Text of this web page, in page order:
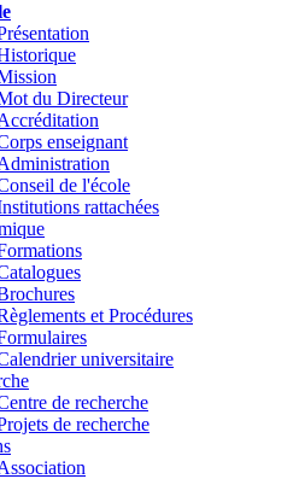
du Directeur
enseignant
de l'école
rattachées
et Procédures
universitaire
de recherche
de recherche